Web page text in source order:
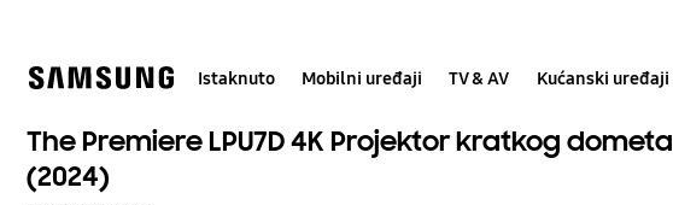
help
Istaknuto Mobilni uređaji TV & AV Kućanski uređaji
The Premiere LPU7D 4K Projektor kratkog dometa
(2024)